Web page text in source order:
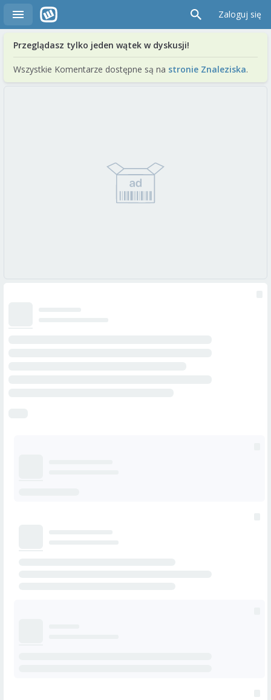
Zaloguj się
Przeglądasz tylko jeden wątek w dyskusji!
Wszystkie Komentarze dostępne są na stronie Znaleziska.